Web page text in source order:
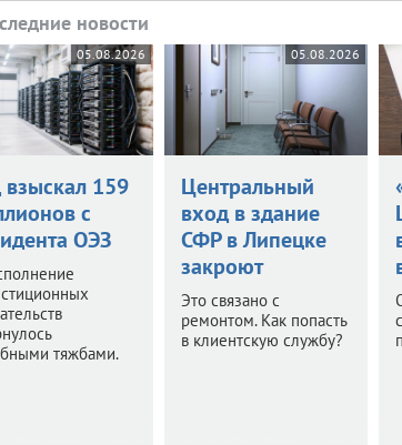
новости
05.08.2026
взыскал 159
с
ОЭЗ
тяжбами.
05.08.2026
Центральный
вход в здание
СФР в Липецке
закроют
Это связано с
ремонтом. Как попасть
в клиентскую службу?